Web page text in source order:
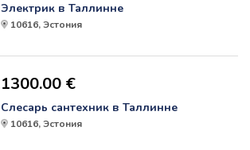
Электрик в Таллинне
10616, Эстония
1300.00 €
Слесарь сантехник в Таллинне
10616, Эстония